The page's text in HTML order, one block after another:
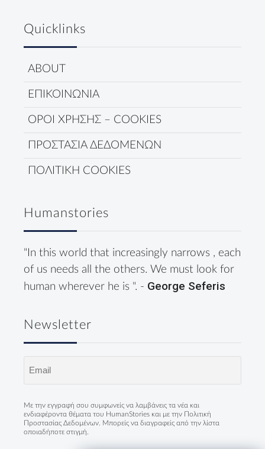
Quicklinks
ABOUT
ΕΠΙΚΟΙΝΩΝΙΑ
ΟΡΟΙ ΧΡΗΣΗΣ – COOKIES
ΠΡΟΣΤΑΣΙΑ ΔΕΔΟΜΕΝΩΝ
ΠΟΛΙΤΙΚΗ COOKIES
Humanstories
"In this world that increasingly narrows , each
of us needs all the others. We must look for
human wherever he is ". - George Seferis
Newsletter
Με την εγγραφή σου συμφωνείς να λαμβάνεις τα νέα και
ενδιαφέροντα θέματα του HumanStories και με την
Πολιτική
Προστασίας Δεδομένων . Μπορείς να διαγραφείς από την λίστα
οποιαδήποτε στιγμή.